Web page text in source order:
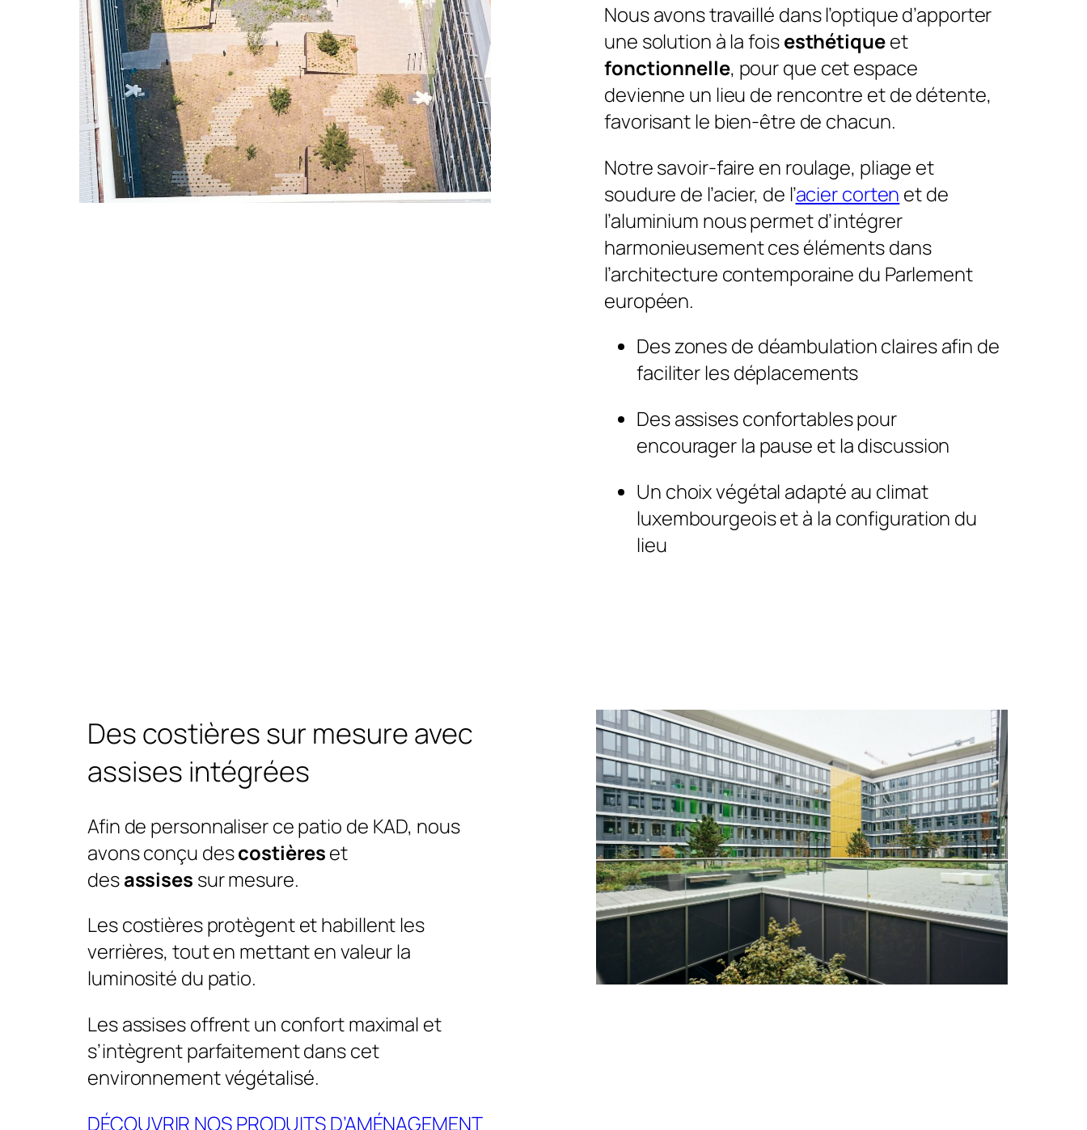
Nous avons travaillé dans l’optique d’apporter
une solution à la foisesthétiqueet
fonctionnelle, pour que cet espace
devienne un lieu de rencontre et de détente,
favorisant le bien-être de chacun.
Notre savoir-faire en roulage, pliage et
soudure de l’acier, de l’acier corten et de
l’aluminium nous permet d’intégrer
harmonieusement ces éléments dans
l’architecture contemporaine du Parlement
européen.
Des zones de déambulation claires afin de
faciliter les déplacements
Des assises confortables pour
encourager la pause et la discussion
Un choix végétal adapté au climat
luxembourgeois et à la configuration du
lieu
Des costières sur mesure avec
assises intégrées
Afin de personnaliser ce patio de KAD, nous
avons conçu descostièreset
desassises sur mesure.
Les costières protègent et habillent les
verrières, tout en mettant en valeur la
luminosité du patio.
Les assises offrent un confort maximal et
s’intègrent parfaitement dans cet
environnement végétalisé.
DÉCOUVRIR NOS PRODUITS D’AMÉNAGEMENT